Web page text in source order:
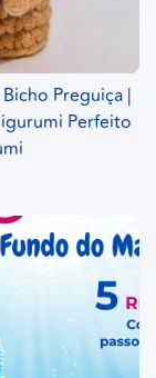
Preguiça |
Perfeito